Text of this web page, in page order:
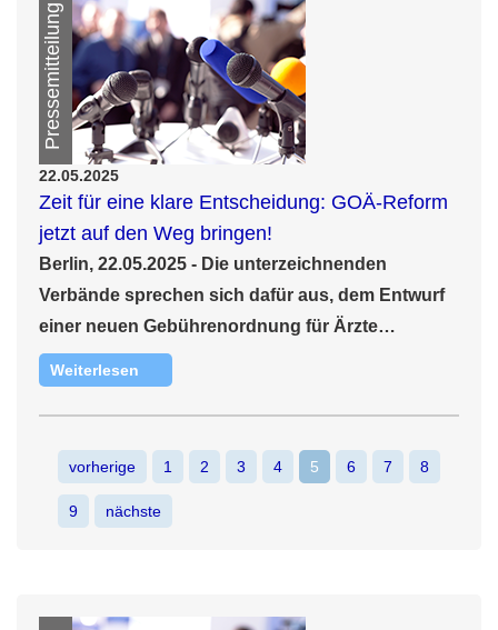
Pressemitteilung
22.05.2025
Zeit für eine klare Entscheidung: GOÄ-Reform
jetzt auf den Weg bringen!
Berlin, 22.05.2025 - Die unterzeichnenden
Verbände sprechen sich dafür aus, dem Entwurf
einer neuen Gebührenordnung für Ärzte…
Weiterlesen
vorherige 1 2 3 4 5 6 7 8
9 nächste